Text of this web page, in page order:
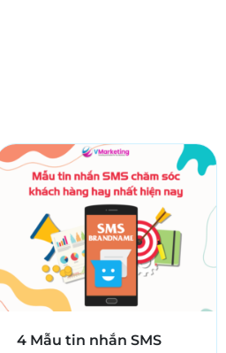
4 Mẫu tin nhắn SMS